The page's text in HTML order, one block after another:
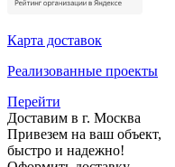
Карта доставок
Реализованные проекты
Перейти
Доставим в г. Москва
Привезем на ваш объект,
быстро и надежно!